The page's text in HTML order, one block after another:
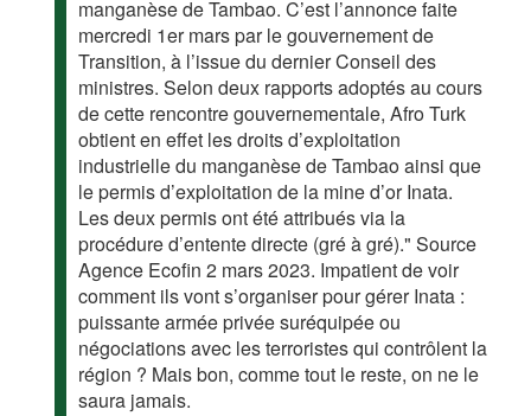
manganèse de Tambao. C’est l’annonce faite
mercredi 1er mars par le gouvernement de
Transition, à l’issue du dernier Conseil des
ministres. Selon deux rapports adoptés au cours
de cette rencontre gouvernementale, Afro Turk
obtient en effet les droits d’exploitation
industrielle du manganèse de Tambao ainsi que
le permis d’exploitation de la mine d’or Inata.
Les deux permis ont été attribués via la
procédure d’entente directe (gré à gré)." Source
Agence Ecofin 2 mars 2023. Impatient de voir
comment ils vont s’organiser pour gérer Inata :
puissante armée privée suréquipée ou
négociations avec les terroristes qui contrôlent la
région ? Mais bon, comme tout le reste, on ne le
saura jamais.